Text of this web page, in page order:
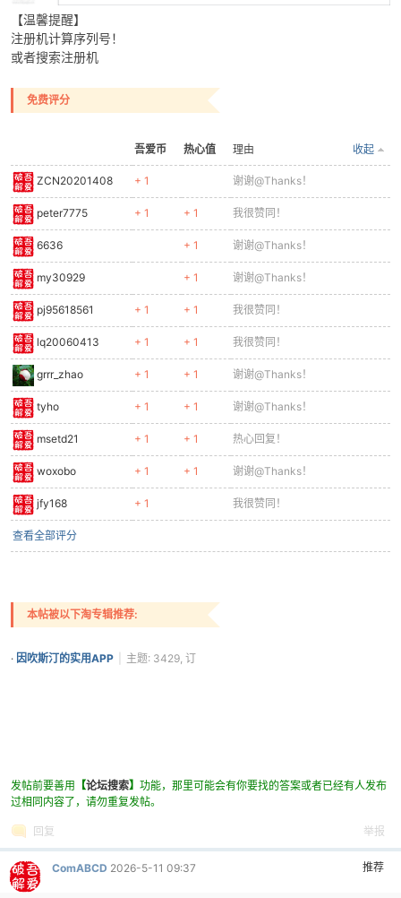
解
52
po
jie.
【温馨提醒】
注册机计算序列号！
或者搜索注册机
免费评分
吾爱币 热心值 收起
理由
ZCN20201408 + 1 谢谢@Thanks！
peter7775 + 1 + 1 我很赞同！
6636 + 1 谢谢@Thanks！
my30929 + 1 谢谢@Thanks！
pj95618561 + 1 + 1 我很赞同！
lq20060413 + 1 + 1 我很赞同！
grrr_zhao + 1 + 1 谢谢@Thanks！
tyho + 1 + 1 谢谢@Thanks！
msetd21 + 1 + 1 热心回复！
woxobo + 1 + 1 谢谢@Thanks！
jfy168 + 1 我很赞同！
查看全部评分
本帖被以下淘专辑推荐:
· 因吹斯汀的实用APP
主题: 3429, 订
发帖前要善用 【论坛搜索】 功能，那里可能会有你要找的答案或者已经有人发布
过相同内容了，请勿重复发帖。
回复 举报
推荐
ComABCD 2026-5-11 09:37